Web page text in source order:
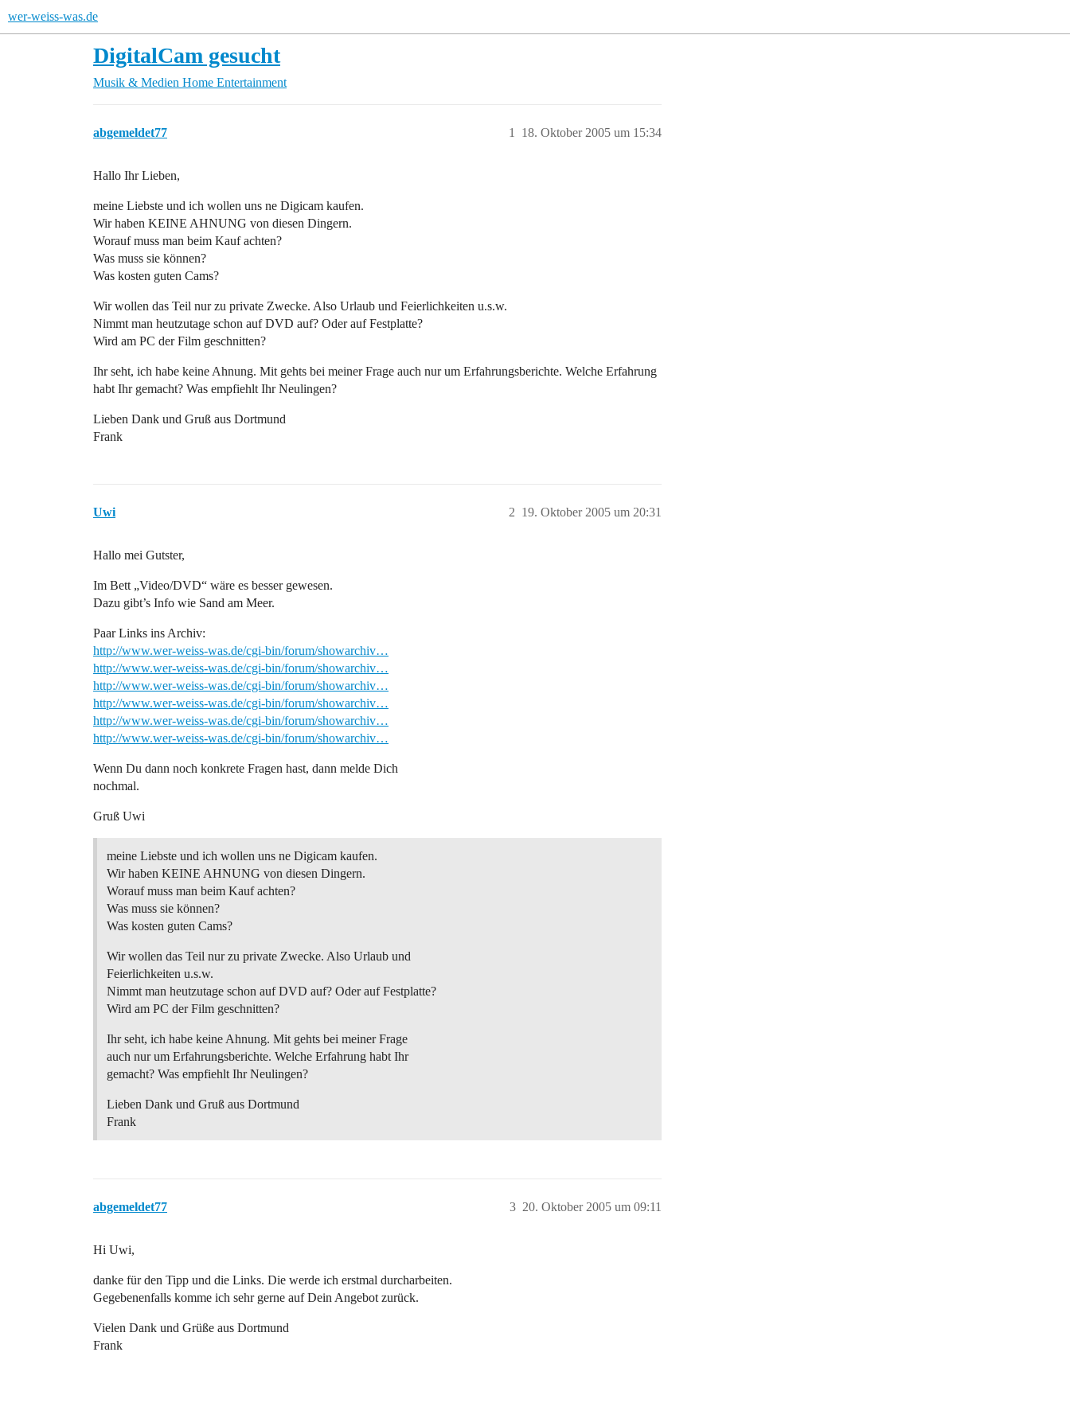
wer-weiss-was.de
DigitalCam gesucht
Musik & Medien Home Entertainment
abgemeldet77 18. Oktober 2005 um 15:34
1
Hallo Ihr Lieben,
meine Liebste und ich wollen uns ne Digicam kaufen.
Wir haben KEINE AHNUNG von diesen Dingern.
Worauf muss man beim Kauf achten?
Was muss sie können?
Was kosten guten Cams?
Wir wollen das Teil nur zu private Zwecke. Also Urlaub und Feierlichkeiten u.s.w.
Nimmt man heutzutage schon auf DVD auf? Oder auf Festplatte?
Wird am PC der Film geschnitten?
Ihr seht, ich habe keine Ahnung. Mit gehts bei meiner Frage auch nur um Erfahrungsberichte. Welche Erfahrung
habt Ihr gemacht? Was empfiehlt Ihr Neulingen?
Lieben Dank und Gruß aus Dortmund
Frank
Uwi 19. Oktober 2005 um 20:31
2
Hallo mei Gutster,
Im Bett „Video/DVD“ wäre es besser gewesen.
Dazu gibt’s Info wie Sand am Meer.
Paar Links ins Archiv:
http://www.wer-weiss-was.de/cgi-bin/forum/showarchiv…
http://www.wer-weiss-was.de/cgi-bin/forum/showarchiv…
http://www.wer-weiss-was.de/cgi-bin/forum/showarchiv…
http://www.wer-weiss-was.de/cgi-bin/forum/showarchiv…
http://www.wer-weiss-was.de/cgi-bin/forum/showarchiv…
http://www.wer-weiss-was.de/cgi-bin/forum/showarchiv…
Wenn Du dann noch konkrete Fragen hast, dann melde Dich
nochmal.
Gruß Uwi
meine Liebste und ich wollen uns ne Digicam kaufen.
Wir haben KEINE AHNUNG von diesen Dingern.
Worauf muss man beim Kauf achten?
Was muss sie können?
Was kosten guten Cams?
Wir wollen das Teil nur zu private Zwecke. Also Urlaub und
Feierlichkeiten u.s.w.
Nimmt man heutzutage schon auf DVD auf? Oder auf Festplatte?
Wird am PC der Film geschnitten?
Ihr seht, ich habe keine Ahnung. Mit gehts bei meiner Frage
auch nur um Erfahrungsberichte. Welche Erfahrung habt Ihr
gemacht? Was empfiehlt Ihr Neulingen?
Lieben Dank und Gruß aus Dortmund
Frank
abgemeldet77 20. Oktober 2005 um 09:11
3
Hi Uwi,
danke für den Tipp und die Links. Die werde ich erstmal durcharbeiten.
Gegebenenfalls komme ich sehr gerne auf Dein Angebot zurück.
Vielen Dank und Grüße aus Dortmund
Frank